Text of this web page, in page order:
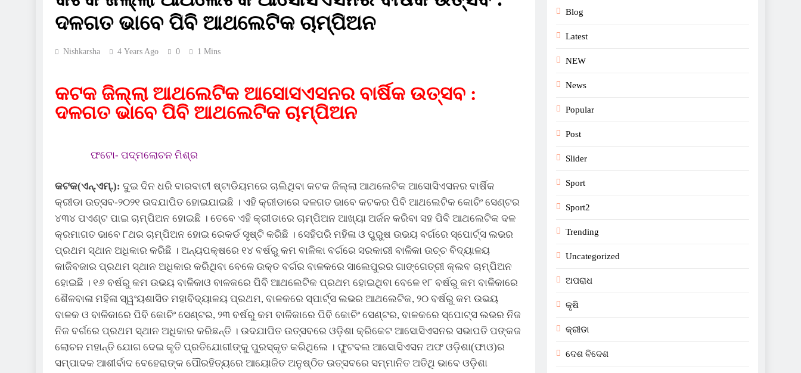
ଦଳଗତ ଭାବେ ପିବି ଆଥଲେଟିକ ଚାମ୍ପିଅନ
Nishkarsha 4 Years Ago 0 1 Mins
କଟକ ଜିଲ୍ଲା ଆଥଲେଟିକ ଆସୋସଏସନର ବାର୍ଷିକ ଉତ୍ସବ :
ଦଳଗତ ଭାବେ ପିବି ଆଥଲେଟିକ ଚାମ୍ପିଅନ
ଫଟୋ- ପଦ୍ମଲୋଚନ ମିଶ୍ର
କଟକ(ଏନ୍‌.ଏମ୍‌.): ଦୁଇ ଦିନ ଧରି ବାରବାଟୀ ଷ୍ଟାଡିୟମରେ ଚାଲିଥିବା କଟକ ଜିଲ୍ଲା ଆଥଲେଟିକ ଆସୋସିଏସନର ବାର୍ଷିକ
କ୍ରୀଡା ଉତ୍ସବ-୨୦୨୧ ଉଦଯାପିତ ହୋଇଯାଇଛି । ଏହି କ୍ରୀଡାରେ ଦଳଗତ ଭାବେ କଟକର ପିବି ଆଥଲେଟିକ କୋଚିଂ ସେଣ୍ଟର
୪୩୪ ପଏଣ୍ଟ ପାଇ ଚାମ୍ପିଅନ ହୋଇଛି । ତେବେ ଏହି କ୍ରୀଡାରେ ଚାମ୍ପିଅନ ଆଖ୍ୟା ଅର୍ଜନ କରିବା ସହ ପିବି ଆଥଲେଟିକ ଦଳ
କ୍ରମାଗତ ଭାବେ ୮ଥର ଚାମ୍ପିଅନ ହୋଇ ରେକର୍ଡ ସୃଷ୍ଟି କରିଛି । ସେହିପରି ମହିଳା ଓ ପୁରୁଷ ଉଭୟ ବର୍ଗରେ ସ୍ପୋର୍ଟ୍ସ ଲଭର
ପ୍ରଥମ ସ୍ଥାନ ଅଧିକାର କରିଛି । ଅନ୍ୟପକ୍ଷରେ ୧୪ ବର୍ଷରୁ କମ ବାଳିକା ବର୍ଗରେ ସରକାରୀ ବାଳିକା ଉଚ୍ଚ ବିଦ୍ୟାଳୟ
କାଜିବଜାର ପ୍ରଥମ ସ୍ଥାନ ଅଧିକାର କରିଥିବା ବେଳେ ଉକ୍ତ ବର୍ଗର ବାଳକରେ ସାଲେପୁରର ଗାଙ୍ଗେତ୍ରୀ କ୍ଲବ ଚାମ୍ପିଅନ
ହୋଇଛି । ୧୬ ବର୍ଷରୁ କମ ଉଭୟ ବାଳିକାଓ ବାଳକରେ ପିବି ଆଥଲେଟିକ ପ୍ରଥମ ହୋଇଥିବା ବେଳେ ୧୮ ବର୍ଷରୁ କମ ବାଳିକାରେ
ଶୈଳବାଳା ମହିଳା ସ୍ୱଂୟଶାସିତ ମହାବିଦ୍ୟାଳୟ ପ୍ରଥମ, ବାଳକରେ ସ୍ପାର୍ଟ୍ସ ଲଭର ଆଥଲେଟିକ, ୨୦ ବର୍ଷରୁ କମ ଉଭୟ
ବାଳକ ଓ ବାଳିକାରେ ପିବି କୋଚିଂ ସେଣ୍ଟର, ୨୩ ବର୍ଷରୁ କମ ବାଳିକାରେ ପିବି କୋଚିଂ ସେଣ୍ଟର, ବାଳକରେ ସ୍ପୋଟ୍ସ ଲଭର ନିଜ
ନିଜ ବର୍ଗରେ ପ୍ରଥମ ସ୍ଥାନ ଅଧିକାର କରିଛନ୍ତି । ଉଦଯାପିତ ଉତ୍ସବରେ ଓଡ଼ିଶା କ୍ରିକେଟ ଆସୋସିଏସନର ସଭାପତି ପଙ୍କଜ
ଲୋଚନ ମହାନ୍ତି ଯୋଗ ଦେଇ କୃତି ପ୍ରତିଯୋଗୀଙ୍କୁ ପୁରସ୍କୃତ କରିଥିଲେ । ଫୁଟବଲ ଆସୋସିଏସନ ଅଫ ଓଡ଼ିଶା(ଫାଓ)ର
ସମ୍ପାଦକ ଆଶୀର୍ବାଦ ବେହେରାଙ୍କ ପୌରହିତ୍ୟରେ ଆୟୋଜିତ ଅନୁଷ୍ଠିତ ଉତ୍ସବରେ ସମ୍ମାନିତ ଅତିଥି ଭାବେ ଓଡ଼ିଶା
Blog
Latest
NEW
News
Popular
Post
Slider
Sport
Sport2
Trending
Uncategorized
ଅପରାଧ
କୃଷି
କ୍ରୀଡା
ଦେଶ ବିଦେଶ